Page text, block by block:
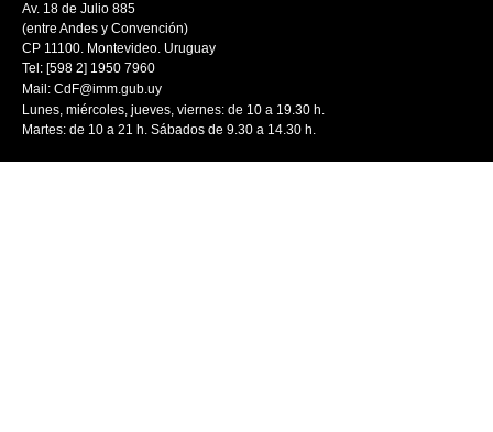
Av. 18 de Julio 885
(entre Andes y Convención)
CP 11100. Montevideo. Uruguay
Tel: [598 2] 1950 7960
Mail: CdF@imm.gub.uy
Lunes, miércoles, jueves, viernes: de 10 a 19.30 h.
Martes: de 10 a 21 h. Sábados de 9.30 a 14.30 h.